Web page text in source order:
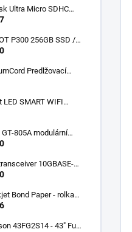
Acar S8 FA
Ultra Micro SDHC
s A1+ada
P300 256GB SSD /
M.2 PCIe Gen3 x4
Predlžovací
230V, IEC 320 C13
LED SMART WIFI
GU10, 5W, RGB,
GT-805A modulární
Gigabit
10GBASE-
multirate, MM, OM3-
VCSEL, LC dup., DMI ,
SFP-PLUS-SR-
Bond Paper - rolka
43FG2S14 - 43" Full